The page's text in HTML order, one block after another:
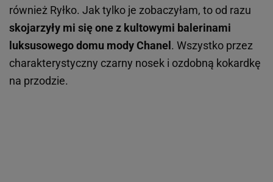
również Ryłko. Jak tylko je zobaczyłam, to od razu
skojarzyły mi się one z kultowymi balerinami
luksusowego domu mody Chanel . Wszystko przez
charakterystyczny czarny nosek i ozdobną kokardkę
na przodzie.